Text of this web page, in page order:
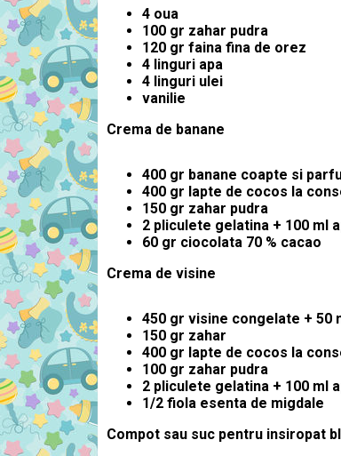
4 oua
100 gr zahar pudra
120 gr faina fina de orez
4 linguri apa
4 linguri ulei
vanilie
Crema de banane
400 gr banane coapte si
400 gr lapte de cocos la
150 gr zahar pudra
2 pliculete gelatina + 100 ml
60 gr ciocolata 70 % cacao
Crema de visine
450 gr visine congelate + 50
150 gr zahar
400 gr lapte de cocos la
100 gr zahar pudra
2 pliculete gelatina + 100 ml
1/2 fiola esenta de migdale
Compot sau suc pentru insiropat